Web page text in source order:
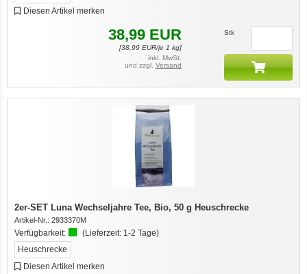
Diesen Artikel merken
38,99 EUR
[38,99EUR/je 1 kg]
inkl. MwSt.
und zzgl. Versand
Stk
2er-SET Luna Wechseljahre Tee, Bio, 50 g Heuschrecke
Artikel-Nr.: 2933370M
Verfügbarkeit: (Lieferzeit: 1-2 Tage)
Heuschrecke
Diesen Artikel merken